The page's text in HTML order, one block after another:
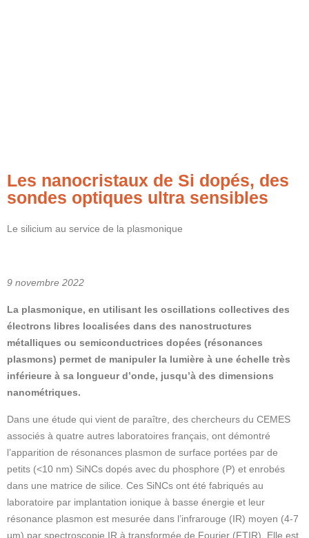
Les nanocristaux de Si dopés, des
sondes optiques ultra sensibles
Le silicium au service de la plasmonique
9 novembre 2022
La plasmonique, en utilisant les oscillations collectives des
électrons libres localisées dans des nanostructures
métalliques ou semiconductrices dopées (résonances
plasmons) permet de manipuler la lumière à une échelle très
inférieure à sa longueur d’onde, jusqu’à des dimensions
nanométriques.
Dans une étude qui vient de paraître, des chercheurs du CEMES
associés à quatre autres laboratoires français, ont démontré
l’apparition de résonances plasmon de surface portées par de
petits (<10 nm) SiNCs dopés avec du phosphore (P) et enrobés
dans une matrice de silice Ces SiNCs ont été fabriqués au
laboratoire par implantation ionique à basse énergie et leur
résonance plasmon est mesurée dans l’infrarouge (IR) moyen (4-7
µm) par spectroscopie IR à transformée de Fourier (FTIR). Elle est